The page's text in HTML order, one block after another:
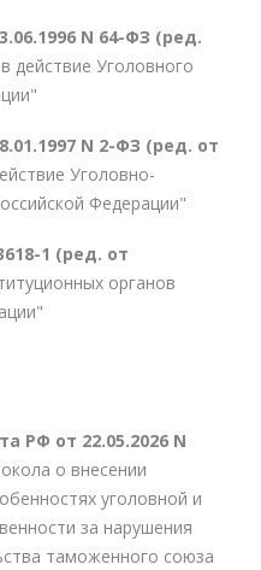
N 64-ФЗ (ред.
действие Уголовного
N 2-ФЗ (ред. от
Уголовно-
Федерации"
1 (ред. от
органов
РФ от 22.05.2026 N
о внесении
уголовной и
за нарушения
таможенного союза